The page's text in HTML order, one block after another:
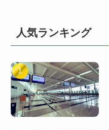
人気ランキング